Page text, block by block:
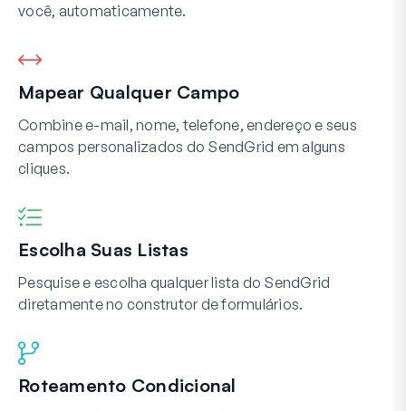
você, automaticamente.
Mapear Qualquer Campo
Combine e-mail, nome, telefone, endereço e seus
campos personalizados do SendGrid em alguns
cliques.
Escolha Suas Listas
Pesquise e escolha qualquer lista do SendGrid
diretamente no construtor de formulários.
Roteamento Condicional